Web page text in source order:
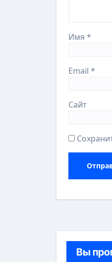
Имя *
Email *
Сайт
Вы